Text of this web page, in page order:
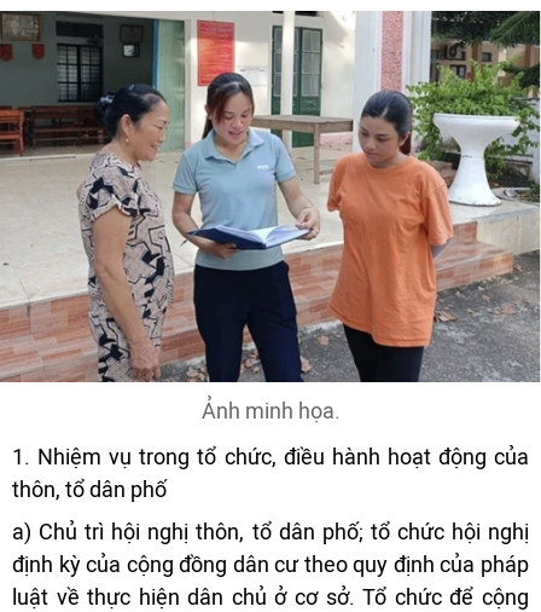
Ảnh minh họa.
1. Nhiệm vụ trong tổ chức, điều hành hoạt động của
thôn, tổ dân phố
a) Chủ trì hội nghị thôn, tổ dân phố; tổ chức hội nghị
định kỳ của cộng đồng dân cư theo quy định của pháp
luật về thực hiện dân chủ ở cơ sở. Tổ chức để cộng